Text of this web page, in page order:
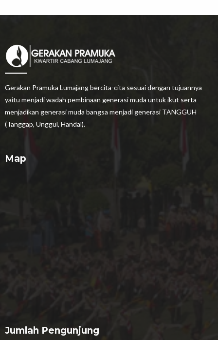
Gerakan Pramuka Lumajang bercita-cita sesuai dengan tujuannya
yaitu menjadi wadah pembinaan generasi muda untuk ikut serta
menjadikan generasi muda bangsa menjadi generasi TANGGUH
(Tanggap, Unggul, Handal).
Map
Jumlah Pengunjung